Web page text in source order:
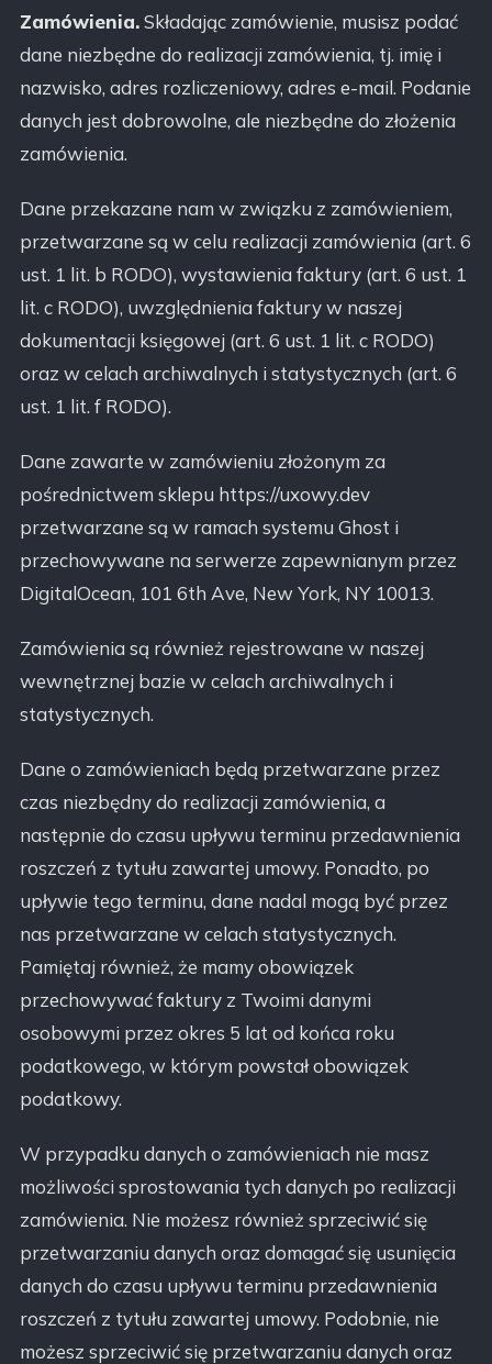
Zamówienia.Składając zamówienie, musisz podać
dane niezbędne do realizacji zamówienia, tj. imię i
nazwisko, adres rozliczeniowy, adres e-mail. Podanie
danych jest dobrowolne, ale niezbędne do złożenia
zamówienia.
Dane przekazane nam w związku z zamówieniem,
przetwarzane są w celu realizacji zamówienia (art. 6
ust. 1 lit. b RODO), wystawienia faktury (art. 6 ust. 1
lit. c RODO), uwzględnienia faktury w naszej
dokumentacji księgowej (art. 6 ust. 1 lit. c RODO)
oraz w celach archiwalnych i statystycznych (art. 6
ust. 1 lit. f RODO).
Dane zawarte w zamówieniu złożonym za
pośrednictwem sklepu https://uxowy.dev
przetwarzane są w ramach systemu Ghost i
przechowywane na serwerze zapewnianym przez
DigitalOcean, 101 6th Ave, New York, NY 10013.
Zamówienia są również rejestrowane w naszej
wewnętrznej bazie w celach archiwalnych i
statystycznych.
Dane o zamówieniach będą przetwarzane przez
czas niezbędny do realizacji zamówienia, a
następnie do czasu upływu terminu przedawnienia
roszczeń z tytułu zawartej umowy. Ponadto, po
upływie tego terminu, dane nadal mogą być przez
nas przetwarzane w celach statystycznych.
Pamiętaj również, że mamy obowiązek
przechowywać faktury z Twoimi danymi
osobowymi przez okres 5 lat od końca roku
podatkowego, w którym powstał obowiązek
podatkowy.
W przypadku danych o zamówieniach nie masz
możliwości sprostowania tych danych po realizacji
zamówienia. Nie możesz również sprzeciwić się
przetwarzaniu danych oraz domagać się usunięcia
danych do czasu upływu terminu przedawnienia
roszczeń z tytułu zawartej umowy. Podobnie, nie
możesz sprzeciwić się przetwarzaniu danych oraz